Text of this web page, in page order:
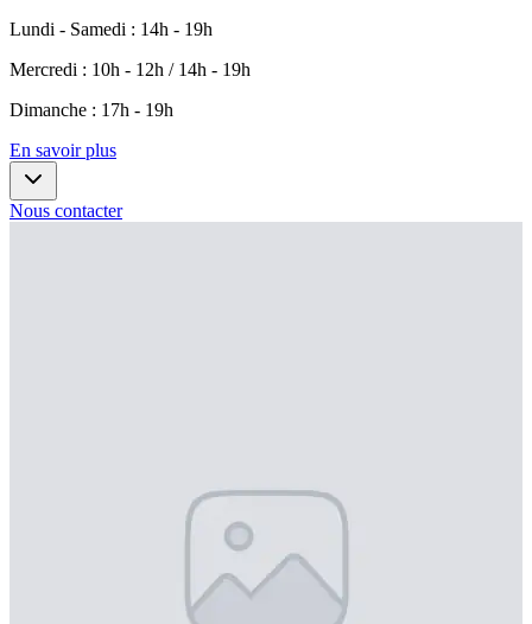
Lundi - Samedi : 14h - 19h
Mercredi : 10h - 12h / 14h - 19h
Dimanche : 17h - 19h
En savoir plus
Nous contacter